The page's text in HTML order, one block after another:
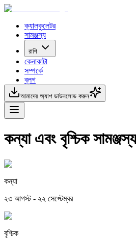
ক্যালকুলেটর
সামঞ্জস্য
রাশি
কেনাকাটা
সম্পর্কে
ব্লগ
আমাদের অ্যাপ ডাউনলোড করুন
কন্যা এবং বৃশ্চিক
কন্যা
২৩ আগস্ট - ২২ সেপ্টেম্বর
বৃশ্চিক